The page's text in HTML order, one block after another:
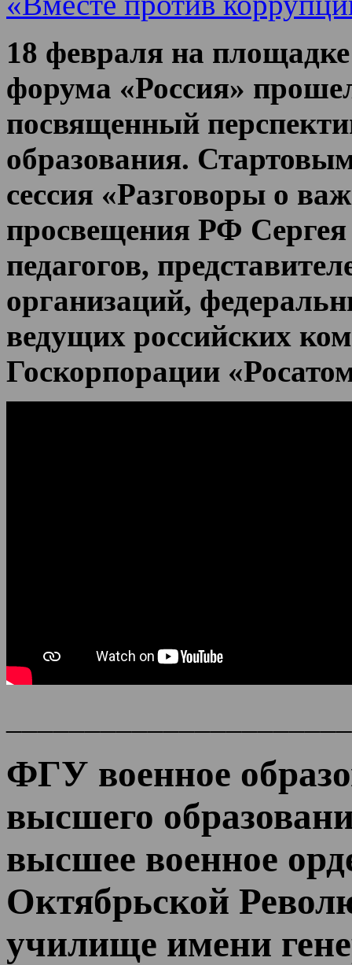
18 февраля на
форума «Россия»
посвященный
образования.
сессия «Разговоры о
просвещения РФ Сергея
педагогов,
организаций,
ведущих российских
Госкорпорации
ФГУ военное
высшего
высшее военное
Октябрьской
училище имени